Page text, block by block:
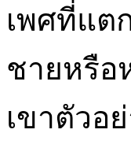
เพศที่แต
ชายหรือ
เขาตัวอ